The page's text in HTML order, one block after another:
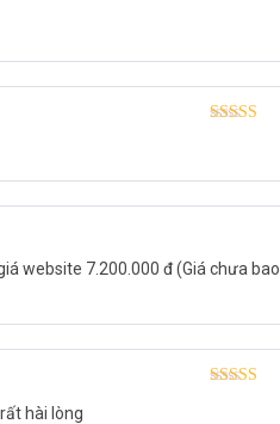
website 7.200.000 đ (Giá chưa bao
hài lòng